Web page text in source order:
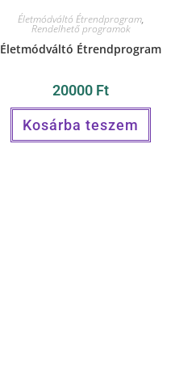
Életmódváltó Étrendprogram,
Rendelhető programok
Életmódváltó Étrendprogram
20000 Ft
Kosárba teszem